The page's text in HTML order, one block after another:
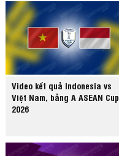
Video kết quả Indonesia vs
Việt Nam, bảng A ASEAN Cup
2026